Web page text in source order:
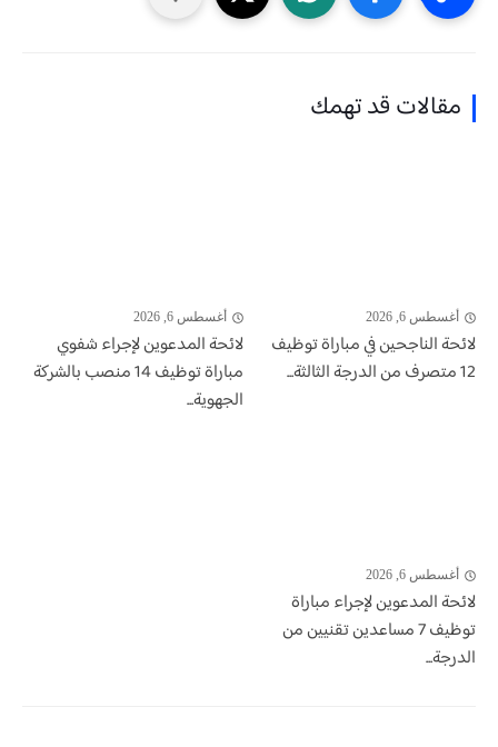
مقالات قد تهمك
أغسطس 6, 2026
لائحة الناجحين في مباراة توظيف
12 متصرف من الدرجة الثالثة...
أغسطس 6, 2026
لائحة المدعوين لإجراء شفوي
مباراة توظيف 14 منصب بالشركة
الجهوية...
أغسطس 6, 2026
لائحة المدعوين لإجراء مباراة
توظيف 7 مساعدين تقنيين من
الدرجة...